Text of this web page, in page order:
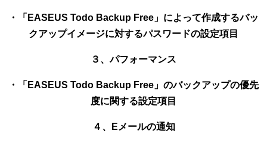
・「EASEUS Todo Backup Free」によって作成するバッ
クアップイメージに対するパスワードの設定項目
３、パフォーマンス
・「EASEUS Todo Backup Free」のバックアップの優先
度に関する設定項目
４、Eメールの通知